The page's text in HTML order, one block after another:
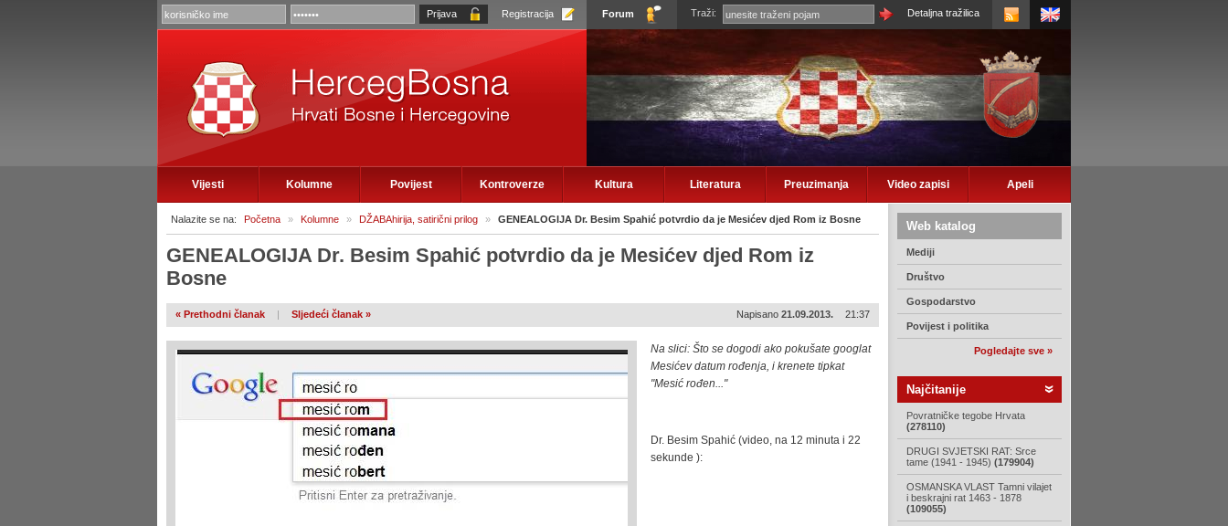
Registracija Forum Traži: Detaljna tražilica
Vijesti Kolumne Povijest Kontroverze Kultura Literatura Preuzimanja Video zapisi Apeli
Web katalog
Mediji
Društvo
Gospodarstvo
Povijest i politika
Pogledajte sve »
Najčitanije
Povratničke tegobe Hrvata
(278110)
DRUGI SVJETSKI RAT: Srce
tame (1941 - 1945) (179904)
OSMANSKA VLAST Tamni vilajet
i beskrajni rat 1463 - 1878
(109055)
Nalazite se na: Početna » Kolumne » DŽABAhirija, satirični prilog » GENEALOGIJA Dr. Besim Spahić potvrdio da je Mesićev djed Rom iz Bosne
GENEALOGIJA Dr. Besim Spahić potvrdio da je Mesićev djed Rom iz
Bosne
« Prethodni članak | Sljedeći članak » Napisano 21.09.2013. 21:37
Na slici: Što se dogodi ako pokušate googlat
Mesićev datum rođenja, i krenete tipkat
"Mesić rođen..."
Dr. Besim Spahić (video, na 12 minuta i 22
sekunde ):